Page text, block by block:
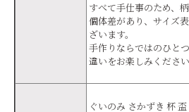
すべて手仕事のため、
個体差があり、サイズ
ざいます。
手作りならではのひと
違いをお楽しみください
ぐいのみ さかずき 杯